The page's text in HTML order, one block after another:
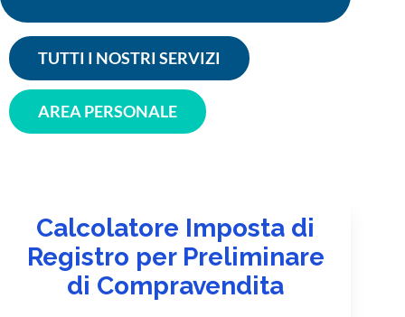
TUTTI I NOSTRI SERVIZI
AREA PERSONALE
Calcolatore Imposta di
Registro per Preliminare
di Compravendita